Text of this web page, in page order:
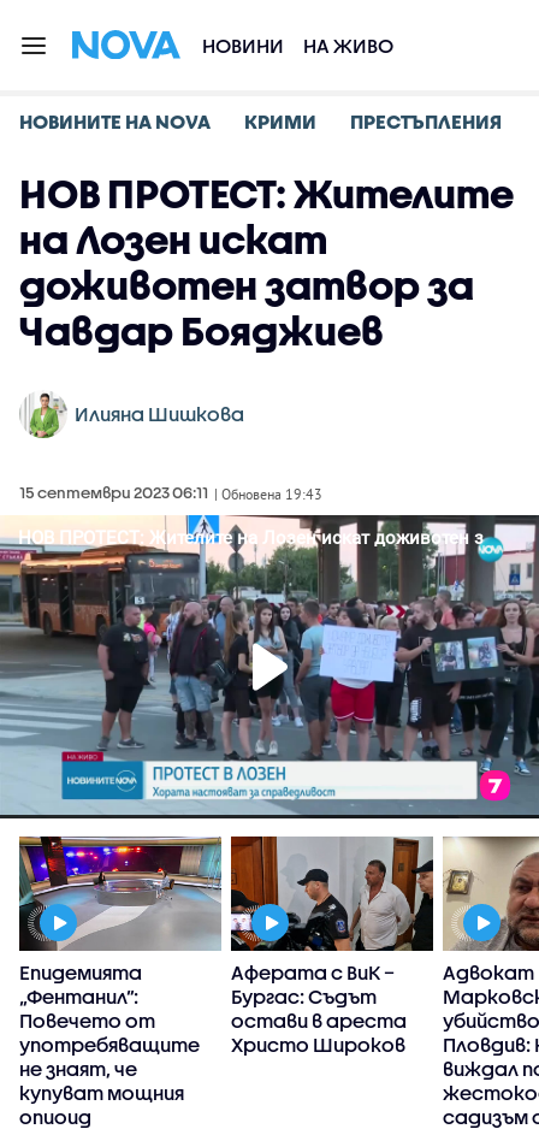
НОВИНИ НА ЖИВО
НОВИНИТЕ НА NOVA КРИМИ ПРЕСТЪПЛЕНИЯ
НОВ ПРОТЕСТ: Жителите
на Лозен искат
доживотен затвор за
Чавдар Бояджиев
Илияна Шишкова
15 септември 2023 06:11 | Обновена 19:43
Епидемията
„Фентанил”:
Повечето от
употребяващите
не знаят, че
купуват мощния
опиоид
Аферата с ВиК –
Бургас: Съдът
остави в ареста
Христо Широков
Адвокат
Пловдив:
виждал
садизъм